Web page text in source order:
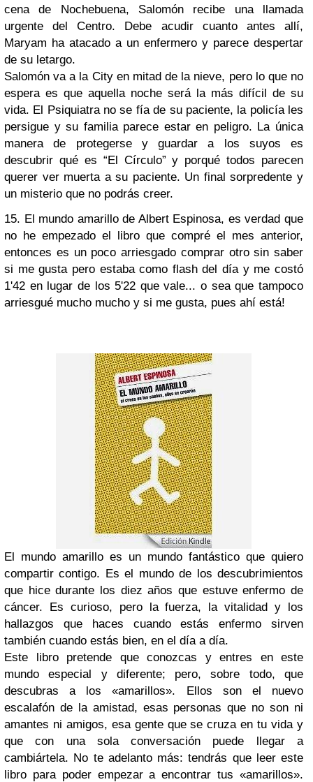
cena de Nochebuena, Salomón recibe una llamada
urgente del Centro. Debe acudir cuanto antes allí,
Maryam ha atacado a un enfermero y parece despertar
de su letargo.
Salomón va a la City en mitad de la nieve, pero lo que no
espera es que aquella noche será la más difícil de su
vida. El Psiquiatra no se fía de su paciente, la policía les
persigue y su familia parece estar en peligro. La única
manera de protegerse y guardar a los suyos es
descubrir qué es “El Círculo” y porqué todos parecen
querer ver muerta a su paciente. Un final sorpredente y
un misterio que no podrás creer.
15. El mundo amarillo de Albert Espinosa, es verdad que
no he empezado el libro que compré el mes anterior,
entonces es un poco arriesgado comprar otro sin saber
si me gusta pero estaba como flash del día y me costó
1'42 en lugar de los 5'22 que vale... o sea que tampoco
arriesgué mucho mucho y si me gusta, pues ahí está!
El mundo amarillo es un mundo fantástico que quiero
compartir contigo. Es el mundo de los descubrimientos
que hice durante los diez años que estuve enfermo de
cáncer. Es curioso, pero la fuerza, la vitalidad y los
hallazgos que haces cuando estás enfermo sirven
también cuando estás bien, en el día a día.
Este libro pretende que conozcas y entres en este
mundo especial y diferente; pero, sobre todo, que
descubras a los «amarillos». Ellos son el nuevo
escalafón de la amistad, esas personas que no son ni
amantes ni amigos, esa gente que se cruza en tu vida y
que con una sola conversación puede llegar a
cambiártela. No te adelanto más: tendrás que leer este
libro para poder empezar a encontrar tus «amarillos».